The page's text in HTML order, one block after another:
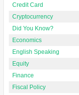
Credit Card
Cryptocurrency
Did You Know?
Economics
English Speaking
Equity
Finance
Fiscal Policy